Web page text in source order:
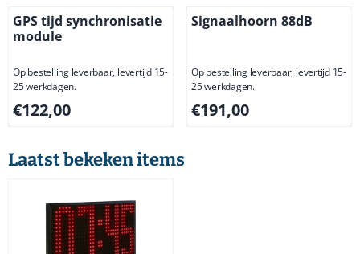
GPS tijd synchronisatie
module
Op bestelling leverbaar, levertijd 15-
25 werkdagen.
Prijs: 122,00, exclusief btw: 100,83
€122,00
Signaalhoorn 88dB
Op bestelling leverbaar, levertijd 15-
25 werkdagen.
Prijs: 191,00, exclusief btw:
€191,00
Laatst bekeken items